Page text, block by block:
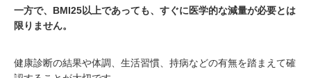
一方で、BMI25以上であっても、すぐに医学的な減量が必要とは
限りません。
健康診断の結果や体調、生活習慣、持病などの有無を踏まえて確